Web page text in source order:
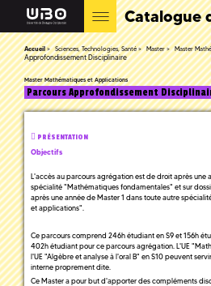
Catalogue
Accueil Sciences, Technologies, Santé Master Master
Approfondissement Disciplinaire
Master Mathématiques et Applications
Parcours Approfondissement
PRÉSENTATION
Objectifs
L'accès au parcours agrégation est de droit après une
spécialité "Mathématiques fondamentales" et sur
après une année de Master 1 dans toute autre
et applications".
Ce parcours comprend 246h étudiant en S9 et 156h
402h étudiant pour ce parcours agrégation. L'UE
l'UE "Algèbre et analyse à l'oral B" en S10 peuvent
interne proprement dite.
Ce Master a pour but d'apporter des compléments